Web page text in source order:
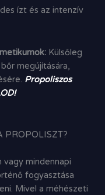
ízt és az intenzív
Külsőleg
megújítására,
Propoliszos
PROPOLISZT?
vagy mindennapi
fogyasztása
Mivel a méhészeti